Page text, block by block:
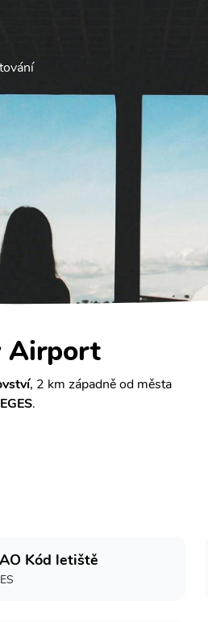
Airport
, 2 km západně od města
EGES.
Kód letiště